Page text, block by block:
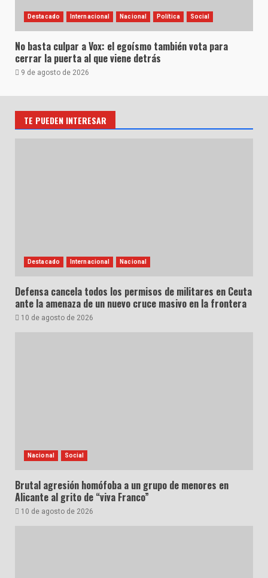
Destacado Internacional Nacional Política Social
No basta culpar a Vox: el egoísmo también vota para
cerrar la puerta al que viene detrás
9 de agosto de 2026
TE PUEDEN INTERESAR
Destacado Internacional Nacional
Defensa cancela todos los permisos de militares en Ceuta
ante la amenaza de un nuevo cruce masivo en la frontera
10 de agosto de 2026
Nacional Social
Brutal agresión homófoba a un grupo de menores en
Alicante al grito de “viva Franco”
10 de agosto de 2026